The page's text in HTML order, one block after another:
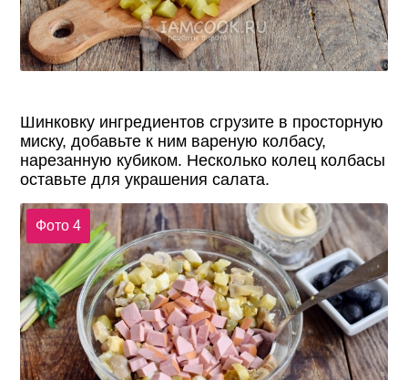
Шинковку ингредиентов сгрузите в просторную
миску, добавьте к ним вареную колбасу,
нарезанную кубиком. Несколько колец колбасы
оставьте для украшения салата.
Фото 4